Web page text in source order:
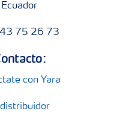
43 75 26 73
con Yara